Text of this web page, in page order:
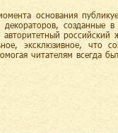
основания
созданные
авторитетный российский
эксклюзивное, что
читателям всегда